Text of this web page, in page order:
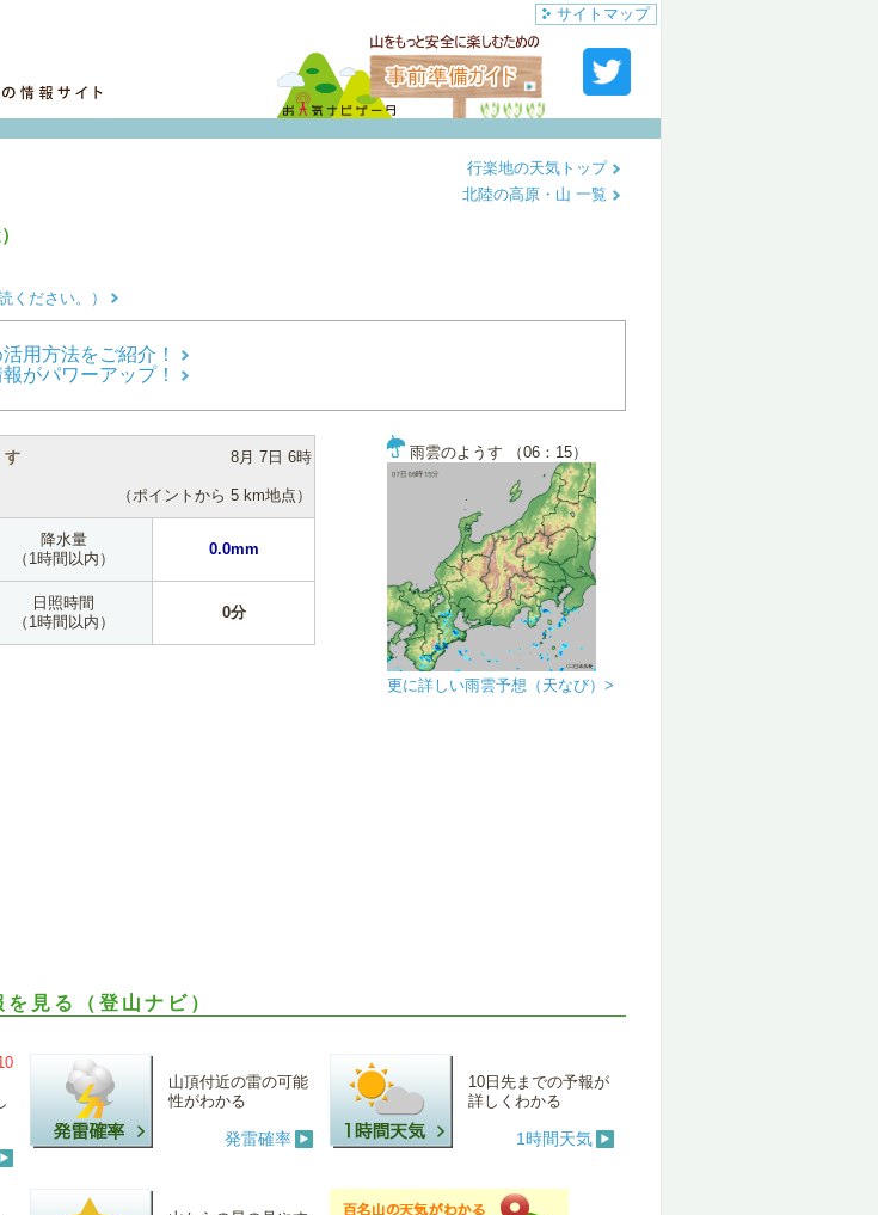
サイトマップ
行楽地の天気トップ
北陸の高原・山 一覧
ください。）
用方法をご紹介！
がパワーアップ！
8月 7日 6時
（ポイントから 5 km地点）
降水量
（1時間以内）
0.0mm
日照時間
（1時間以内）
0分
雨雲のようす （06：15）
更に詳しい雨雲予想（天なび）>
見る（登山ナビ）
山頂付近の雷の可能
性がわかる
発雷確率
10日先までの予報が
詳しくわかる
1時間天気